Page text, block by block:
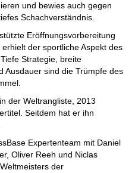
und bewies auch gegen
Schachverständnis.
Eröffnungsvorbereitung
der sportliche Aspekt des
Strategie, breite
Ausdauer sind die Trümpfe des
der Weltrangliste, 2013
Seitdem hat er ihn
Expertenteam mit Daniel
Oliver Reeh und Niclas
der